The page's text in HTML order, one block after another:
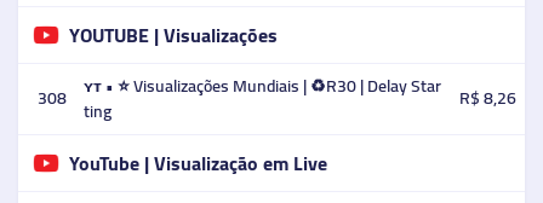
YOUTUBE | Visualizações
308 ʏᴛ • ⭐ Visualizações Mundiais | ♻️R30 | Delay Star
ting
R$ 8,26
YouTube | Visualização em Live